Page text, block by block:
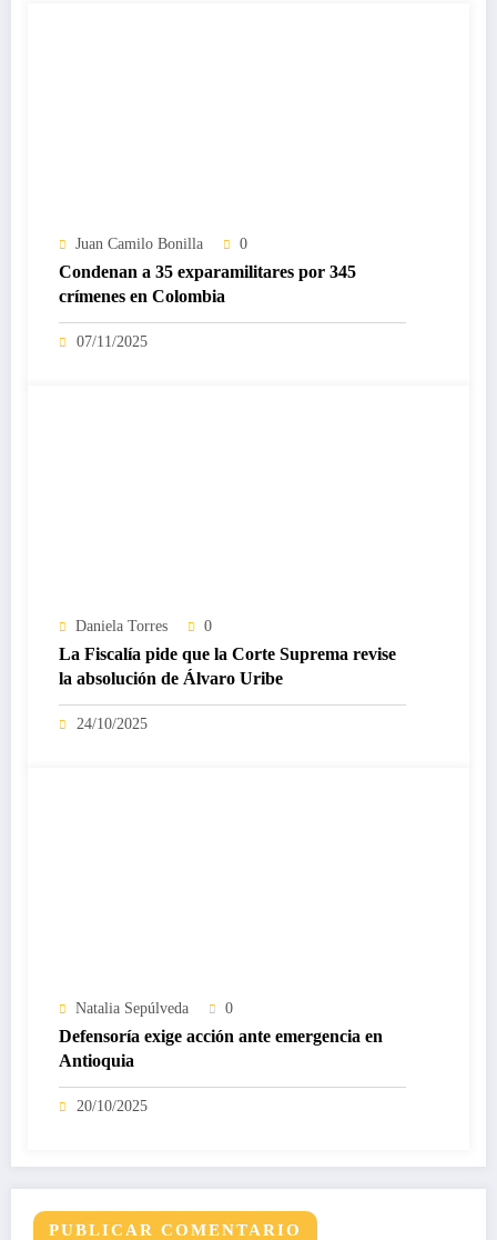
Juan Camilo Bonilla 0
Condenan a 35 exparamilitares por 345
crímenes en Colombia
07/11/2025
Daniela Torres 0
La Fiscalía pide que la Corte Suprema revise
la absolución de Álvaro Uribe
24/10/2025
Natalia Sepúlveda 0
Defensoría exige acción ante emergencia en
Antioquia
20/10/2025
PUBLICAR COMENTARIO